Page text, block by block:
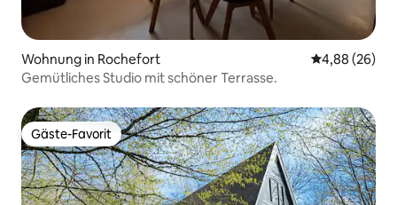
Wohnung in Rochefort
4,88 (26)
Gemütliches Studio mit schöner Terrasse.
Gäste-Favorit
Gäste-Favorit